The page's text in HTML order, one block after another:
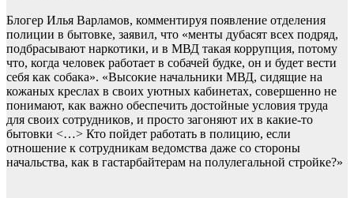
Блогер Илья Варламов, комментируя появление отделения
полиции в бытовке, заявил, что «менты дубасят всех подряд,
подбрасывают наркотики, и в МВД такая коррупция, потому
что, когда человек работает в собачей будке, он и будет вести
себя как собака». «Высокие начальники МВД, сидящие на
кожаных креслах в своих уютных кабинетах, совершенно не
понимают, как важно обеспечить достойные условия труда
для своих сотрудников, и просто загоняют их в какие-то
бытовки <…> Кто пойдет работать в полицию, если
отношение к сотрудникам ведомства даже со стороны
начальства, как в гастарбайтерам на полулегальной стройке?»